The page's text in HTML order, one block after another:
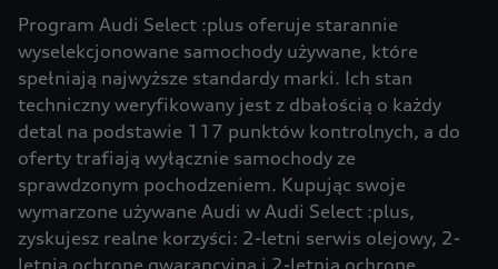
Program Audi Select :plus oferuje starannie
wyselekcjonowane samochody używane, które
spełniają najwyższe standardy marki. Ich stan
techniczny weryfikowany jest z dbałością o każdy
detal na podstawie 117 punktów kontrolnych, a do
oferty trafiają wyłącznie samochody ze
sprawdzonym pochodzeniem. Kupując swoje
wymarzone używane Audi w Audi Select :plus,
zyskujesz realne korzyści: 2-letni serwis olejowy, 2-
letnią ochronę gwarancyjną i 2-letnią ochronę